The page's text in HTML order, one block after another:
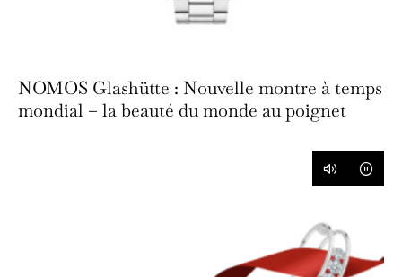
NOMOS Glashütte : Nouvelle montre à temps
mondial – la beauté du monde au poignet